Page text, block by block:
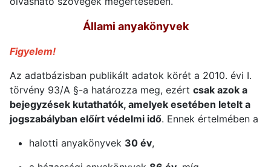
Állami anyakönyvek
Figyelem!
Az adatbázisban publikált adatok körét a 2010. évi I.
törvény 93/A §-a határozza meg, ezért csak azok a
bejegyzések kutathatók, amelyek esetében letelt a
jogszabályban előírt védelmi idő. Ennek értelmében a
halotti anyakönyvek 30 év,